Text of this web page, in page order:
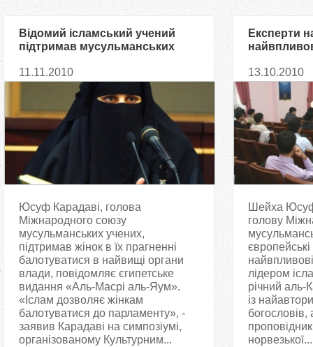
Відомий ісламський учений
підтримав мусульманських
11.11.2010
Юсуф Карадаві, голова
Міжнародного союзу
мусульманських учених,
підтримав жінок в їх прагненні
балотуватися в найвищі органи
влади, повідомляє єгипетське
видання «Аль-Масрі аль-Яум».
«Іслам дозволяє жінкам
балотуватися до парламенту», -
заявив Карадаві на симпозіумі,
організованому Культурним...
Експерти
13.10.2010
Шейха
голову
лідером
річний аль-
із
норвезької...